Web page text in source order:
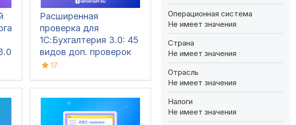
Расширенная
проверка для
1С:Бухгалтерия 3.0: 45
видов доп. проверок
17
Операционная система
Не имеет значения
Страна
Не имеет значения
Отрасль
Не имеет значения
Налоги
Не имеет значения